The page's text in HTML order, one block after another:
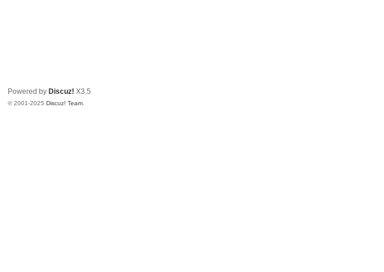
Powered by Discuz! X3.5
© 2001-2025Discuz! Team